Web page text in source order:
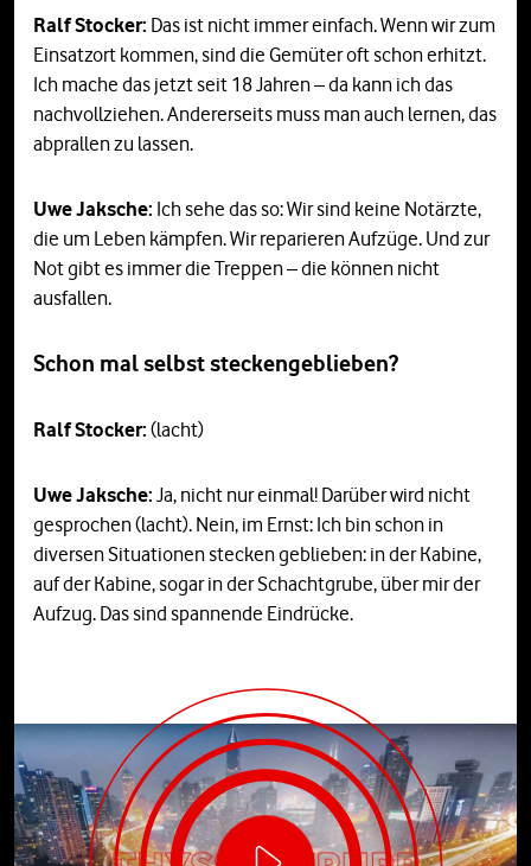
Ralf Stocker: Das ist nicht immer einfach. Wenn wir zum
Einsatzort kommen, sind die Gemüter oft schon erhitzt.
Ich mache das jetzt seit 18 Jahren – da kann ich das
nachvollziehen. Andererseits muss man auch lernen, das
abprallen zu lassen.
Uwe Jaksche: Ich sehe das so: Wir sind keine Notärzte,
die um Leben kämpfen. Wir reparieren Aufzüge. Und zur
Not gibt es immer die Treppen – die können nicht
ausfallen.
Schon mal selbst steckengeblieben?
Ralf Stocker: (lacht)
Uwe Jaksche: Ja, nicht nur einmal! Darüber wird nicht
gesprochen (lacht). Nein, im Ernst: Ich bin schon in
diversen Situationen stecken geblieben: in der Kabine,
auf der Kabine, sogar in der Schachtgrube, über mir der
Aufzug. Das sind spannende Eindrücke.